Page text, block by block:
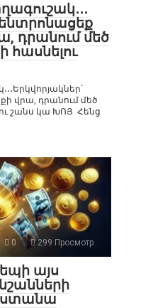
դրանում մեծ
հասնելու
վրա, դրանում մեծ
շանս կա ԽՈՅ Հենց
0 299 Просмотр
այս